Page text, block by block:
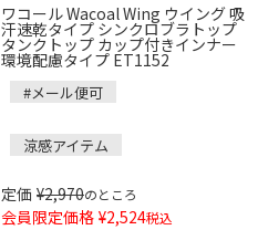
ワコール Wacoal Wing ウイング 吸
汗速乾タイプ シンクロブラトップ
タンクトップ カップ付きインナー
環境配慮タイプ ET1152
#メール便可
涼感アイテム
定価 ¥2,970のところ
会員限定価格 ¥2,524税込